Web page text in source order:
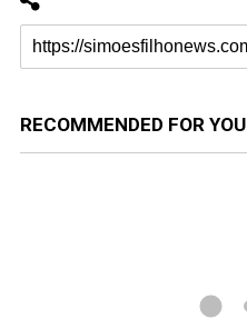
RECOMMENDED FOR YOU